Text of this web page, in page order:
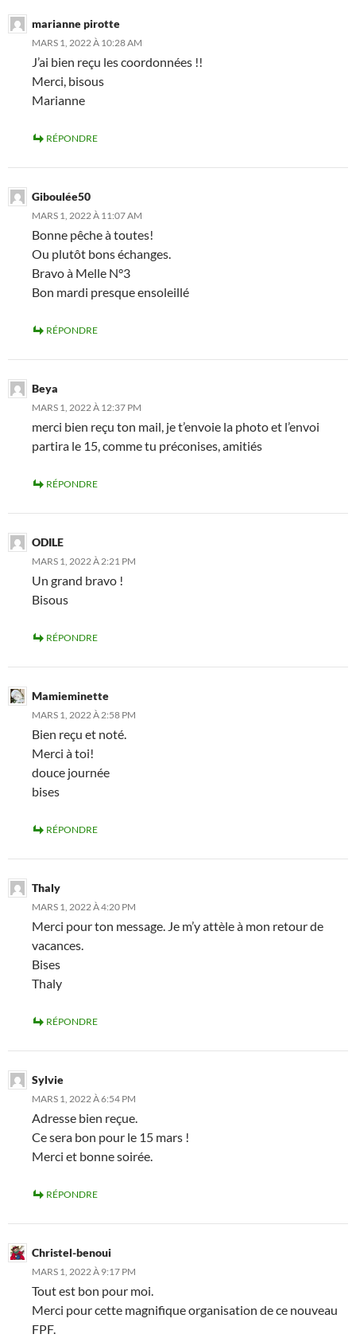
marianne pirotte
MARS 1, 2022 À 10:28 AM
J’ai bien reçu les coordonnées !!
Merci, bisous
Marianne
RÉPONDRE
Giboulée50
MARS 1, 2022 À 11:07 AM
Bonne pêche à toutes!
Ou plutôt bons échanges.
Bravo à Melle N°3
Bon mardi presque ensoleillé
RÉPONDRE
Beya
MARS 1, 2022 À 12:37 PM
merci bien reçu ton mail, je t’envoie la photo et l’envoi
partira le 15, comme tu préconises, amitiés
RÉPONDRE
ODILE
MARS 1, 2022 À 2:21 PM
Un grand bravo !
Bisous
RÉPONDRE
Mamieminette
MARS 1, 2022 À 2:58 PM
Bien reçu et noté.
Merci à toi!
douce journée
bises
RÉPONDRE
Thaly
MARS 1, 2022 À 4:20 PM
Merci pour ton message. Je m’y attèle à mon retour de
vacances.
Bises
Thaly
RÉPONDRE
Sylvie
MARS 1, 2022 À 6:54 PM
Adresse bien reçue.
Ce sera bon pour le 15 mars !
Merci et bonne soirée.
RÉPONDRE
Christel-benoui
MARS 1, 2022 À 9:17 PM
Tout est bon pour moi.
Merci pour cette magnifique organisation de ce nouveau
FPF.